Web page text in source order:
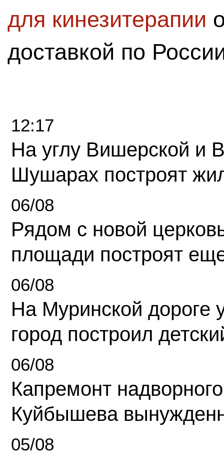
для кинезитерапии
доставкой по
12:17
На углу Вишерской и
Шушарах построят
06/08
Рядом с новой
площади построят
06/08
На Муринской дороге
город построил
06/08
Капремонт
Куйбышева
05/08